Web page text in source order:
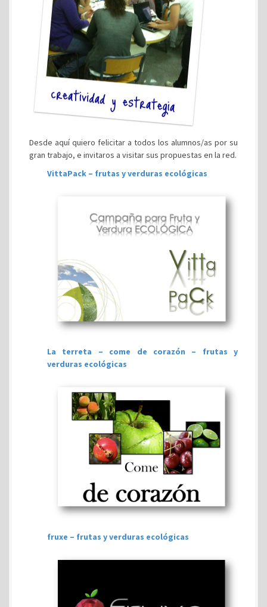
Desde aquí quiero felicitar a todos los alumnos/as por su
gran trabajo, e invitaros a visitar sus propuestas en la red.
VittaPack – frutas y verduras ecológicas
La terreta – come de corazón – frutas y
verduras ecológicas
fruxe – frutas y verduras ecológicas